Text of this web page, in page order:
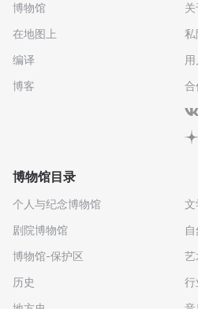
博物馆
在地图上
编译
博客
关
私
合
博物馆目录
个人与纪念博物馆
剧院博物馆
博物馆-保护区
历史
文
艺
行